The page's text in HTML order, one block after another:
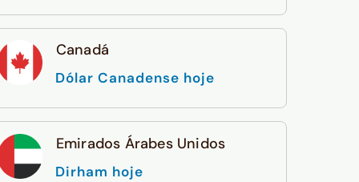
Canadá
Dólar Canadense hoje
Emirados Árabes Unidos
Dirham hoje